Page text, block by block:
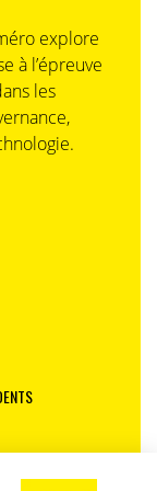
explore
à l’épreuve
les